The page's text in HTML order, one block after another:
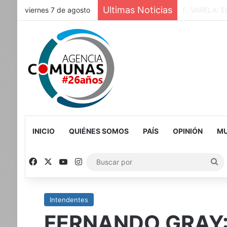
viernes 7 de agosto Ultimas Noticias
INICIO QUIÉNES SOMOS PAÍS OPINIÓN
FacebookYouTube
Instagram
Intendentes